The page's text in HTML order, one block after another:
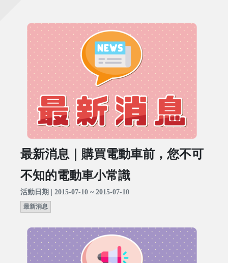
最新消息｜購買電動車前，您不可
不知的電動車小常識
活動日期 | 2015-07-10 ~ 2015-07-10
最新消息